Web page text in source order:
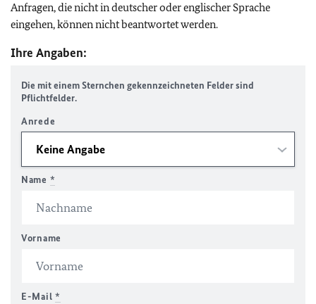
Anfragen, die nicht in deutscher oder englischer Sprache
eingehen, können nicht beantwortet werden.
Ihre Angaben:
Die mit einem Sternchen gekennzeichneten Felder sind
Pflichtfelder.
Anrede
Name *
Vorname
E-Mail *